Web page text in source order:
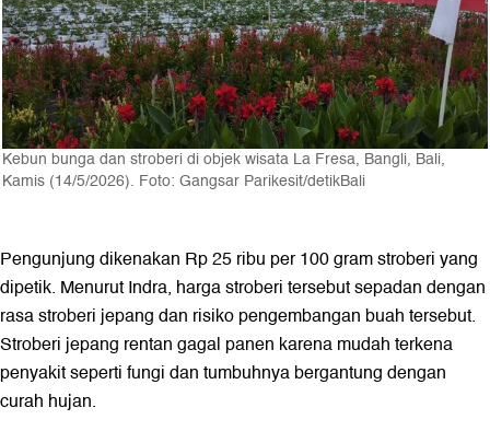
Kebun bunga dan stroberi di objek wisata La Fresa, Bangli, Bali,
Kamis (14/5/2026). Foto: Gangsar Parikesit/detikBali
Pengunjung dikenakan Rp 25 ribu per 100 gram stroberi yang
dipetik. Menurut Indra, harga stroberi tersebut sepadan dengan
rasa stroberi jepang dan risiko pengembangan buah tersebut.
Stroberi jepang rentan gagal panen karena mudah terkena
penyakit seperti fungi dan tumbuhnya bergantung dengan
curah hujan.